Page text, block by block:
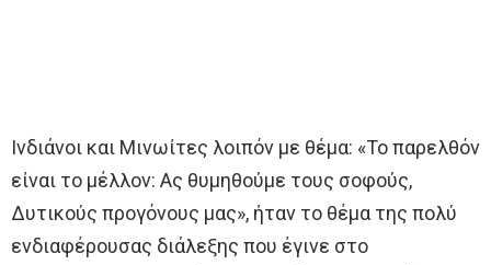
Ινδιάνοι και Μινωίτες λοιπόν με θέμα: «Το παρελθόν
είναι το μέλλον: Ας θυμηθούμε τους σοφούς,
Δυτικούς προγόνους μας», ήταν το θέμα της πολύ
ενδιαφέρουσας διάλεξης που έγινε στο